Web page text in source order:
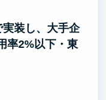
実装し、大手企
率2%以下・東